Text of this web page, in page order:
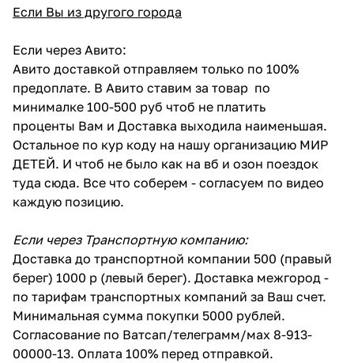
Если Вы из другого города
Если через Авито:
Авито доставкой отправляем только по 100%
предоплате. В Авито ставим за товар по
минималке 100-500 руб чтоб не платить
проценты Вам и Доставка выходила наименьшая.
Остальное по кур коду на нашу организацию МИР
ДЕТЕЙ. И чтоб не было как на вб и озон поездок
туда сюда. Все что соберем - согласуем по видео
каждую позицию.
Если через Транспортную компанию:
Доставка до транспортной компании 500 (правый
берег) 1000 р (левый берег). Доставка межгород -
по тарифам транспортных компаний за Ваш счет.
Минимальная сумма покупки 5000 рублей.
Согласование по Ватсап/телеграмм/мах 8-913-
00000-13. Оплата 100% перед отправкой.